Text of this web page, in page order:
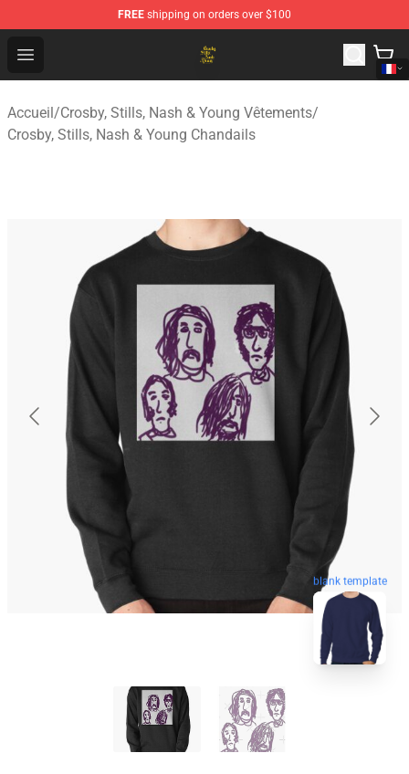
FREE shipping on orders over $100
Open menu
Crosby, Stills, Nash & Young Store - Official Crosby,
Accueil/Crosby, Stills, Nash & Young Vêtements/
Crosby, Stills, Nash & Young Chandails
blank template